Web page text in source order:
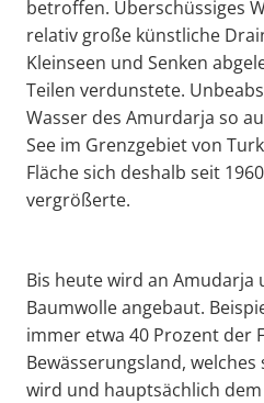
betroffen. Überschüssiges
relativ große künstliche
Kleinseen und Senken
Teilen verdunstete.
Wasser des Amurdarja so
See im Grenzgebiet von
Fläche sich deshalb seit
vergrößerte.
Bis heute wird an
Baumwolle angebaut.
immer etwa 40 Prozent der
Bewässerungsland,
wird und hauptsächlich